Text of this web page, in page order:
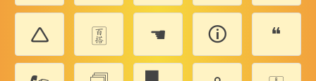
🛆
🀪 ☚ 🛈
❝